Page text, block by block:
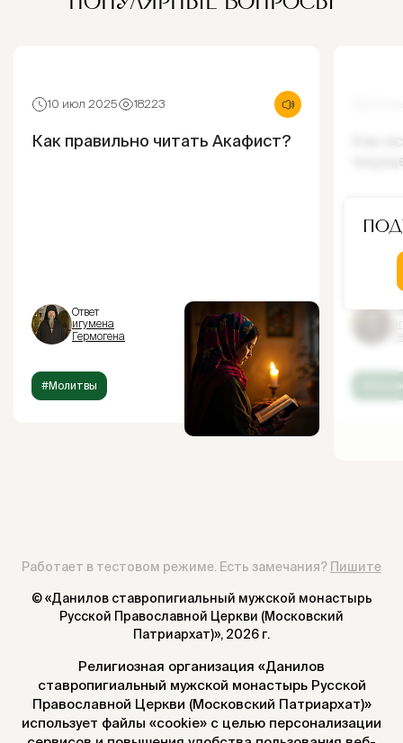
10 июл 2025 18223
Как правильно читать Акафист?
Ответ
игумена
Гермогена
#Молитвы
Как
Работает в тестовом режиме. Есть замечания? Пишите
© «Данилов ставропигиальный мужской монастырь
Русской Православной Церкви (Московский
Патриархат)», 2026 г.
Религиозная организация «Данилов
ставропигиальный мужской монастырь Русской
Православной Церкви (Московский Патриархат)»
использует файлы «cookie» с целью персонализации